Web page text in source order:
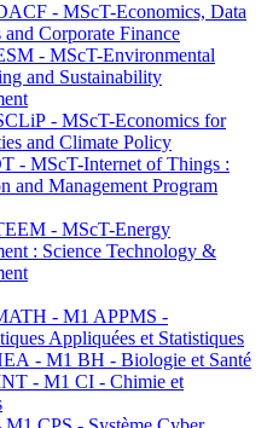
- MScT-Economics, Data
Corporate Finance
- MScT-Environmental
and Sustainability
- MScT-Economics for
and Climate Policy
- MScT-Internet of Things :
and Management Program
- MScT-Energy
: Science Technology &
- M1 APPMS -
Appliquées et Statistiques
- M1 BH - Biologie et Santé
- M1 CI - Chimie et